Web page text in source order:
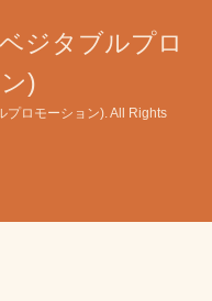
ジタブルプロ
)
プロモーション) . All Rights